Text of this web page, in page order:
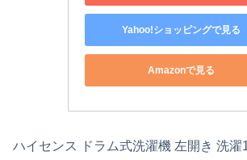
Yahoo!ショッピングで見る
Amazonで見る
ハイセンス ドラム式洗濯機 左開き 洗濯